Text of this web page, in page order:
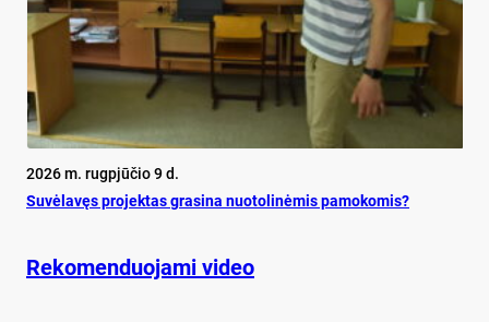
2026 m. rugpjūčio 9 d.
Su­vė­la­vęs pro­jek­tas gra­si­na nuo­to­li­nė­mis pa­mo­ko­mis?
Rekomenduojami video